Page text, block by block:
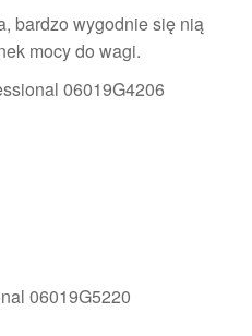
bardzo wygodnie się nią
mocy do wagi.
06019G4206
06019G5220